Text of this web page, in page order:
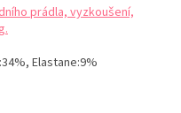
prádla, vyzkoušení,
Elastane:9%